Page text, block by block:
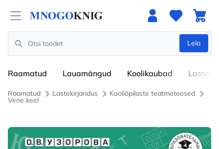
Open menu
Search
Leia
Raamatud Lauamängud Koolikaubad Lastele
Raamatud Lastekirjandus Kooliõpilaste teatmeteosed
Vene keel